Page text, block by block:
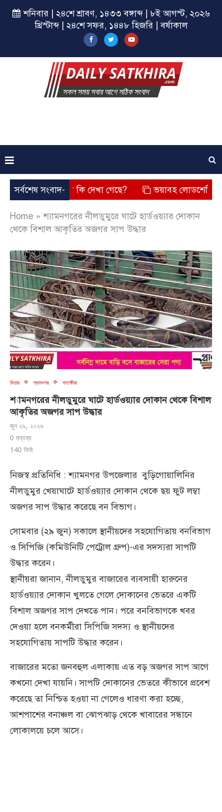
শনিবার | ২৪শে শ্রাবণ, ১৪৩৩ বঙ্গাব্দ | ৮ই আগস্ট, ২০২৬
খ্রিস্টাব্দ | ২৪শে সফর, ১৪৪৮ হিজরি | বর্ষাকাল
সর্বশেষ সংবাদ-
চেহারা কি দেখা গেছে? ভয়াবহ লোডশেডিং, বিদ্যুত –
Home »শ্যামনগরের নীলডুমুরে ঘাটে হার্ডওয়্যার দোকান
থেকে বিশাল আকৃতির অজগর সাপ উদ্ধার
ফিচার শ্যামনগর সাতক্ষীরা
শ্যামনগরের নীলডুমুরে ঘাটে হার্ডওয়্যার দোকান থেকে বিশাল
আকৃতির অজগর সাপ উদ্ধার
জুন ২৯, ২০২৬
0 মন্তব্য
140 ভিউ
নিজস্ব প্রতিনিধি : শ্যামনগর উপজেলার বুড়িগোয়ালিনির
নীলডুমুর খেয়াঘাটে হার্ডওয়্যার দোকান থেকে ছয় ফুট লম্বা
অজগর সাপ উদ্ধার করেছে বন বিভাগ।
সোমবার (২৯ জুন) সকালে স্থানীয়দের সহযোগিতায় বনবিভাগ
ও সিপিজি (কমিউনিটি পেট্রোল গ্রুপ)-এর সদস্যরা সাপটি
উদ্ধার করেন।
স্থানীয়রা জানান, নীলডুমুর বাজারের ব্যবসায়ী হারুনের
হার্ডওয়্যার দোকান খুলতে গেলে দোকানের ভেতরে একটি
বিশাল অজগর সাপ দেখতে পান। পরে বনবিভাগকে খবর
দেওয়া হলে বনকর্মীরা সিপিজি সদস্য ও স্থানীয়দের
সহযোগিতায় সাপটি উদ্ধার করেন।
বাজারের মতো জনবহুল এলাকায় এত বড় অজগর সাপ আগে
কখনো দেখা যায়নি। সাপটি দোকানের ভেতরে কীভাবে প্রবেশ
করেছে তা নিশ্চিত হওয়া না গেলেও ধারণা করা হচ্ছে,
আশপাশের বনাঞ্চল বা ঝোপঝাড় থেকে খাবারের সন্ধানে
লোকালয়ে চলে আসে।